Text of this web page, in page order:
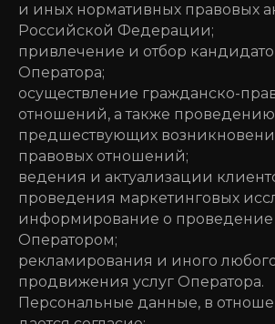
и иных нормативных правовых
Российской Федерации;
привлечение и отбор
Оператора;
осуществление гражданско-
отношений, а также
предшествующих
правовых отношений;
ведения и актуализации
проведения маркетинговых
информирование о
Оператором;
рекламирования и иного
продвижения услуг Оператора.
Персональные данные, в